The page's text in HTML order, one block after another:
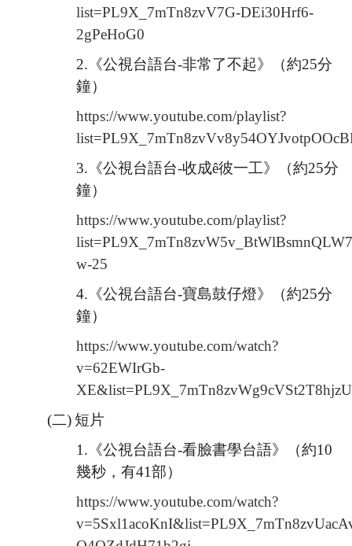
防疫期間輔導專區
防災教育專區
生涯發展教育
校外人士協助教學或活動
國際教育專區
學生申訴及再申訴專區
學習扶助成長測驗
list=PL9X_7mTn8zvV7G-DEi30Hrf6-
2gPeHoG0
2. 《公視台語台-非常了不起》（約25分
鐘）
https://www.youtube.com/playlist?
3. 《公視台語台-收成ê彼一工》（約25分
鐘）
https://www.youtube.com/playlist?
w-25
4. 《公視台語台-寶島鼓仔燈》（約25分
鐘）
https://www.youtube.com/watch?
v=62EWIrGb-
(二) 短片
1. 《公視台語台-看臉書學台語》（約10
幾秒，有41部）
https://www.youtube.com/watch?